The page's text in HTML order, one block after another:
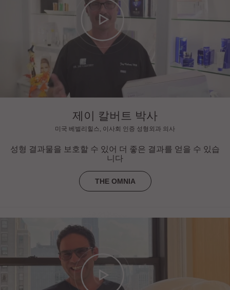
제이 칼버트 박사
미국 베벌리힐스, 이사회 인증 성형외과 의사
성형 결과물을 보호할 수 있어 더 좋은 결과를 얻을 수 있습
니다
THE OMNIA